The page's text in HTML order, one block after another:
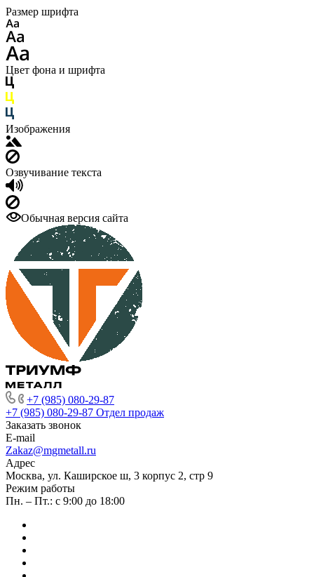
Размер шрифта
Цвет фона и шрифта
Изображения
Озвучивание текста
Обычная версия сайта
+7 (985) 080-29-87
+7 (985) 080-29-87 Отдел продаж
Заказать звонок
E-mail
Zakaz@mgmetall.ru
Адрес
Москва, ул. Каширское ш, 3 корпус 2, стр 9
Режим работы
Пн. – Пт.: с 9:00 до 18:00